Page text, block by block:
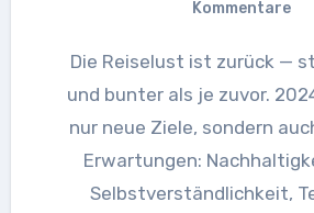
Kommentare
Die Reiselust ist zurück — stärker, klüger
und bunter als je zuvor.
nur neue Ziele, sondern
Erwartungen:
Selbstverständlichkeit,